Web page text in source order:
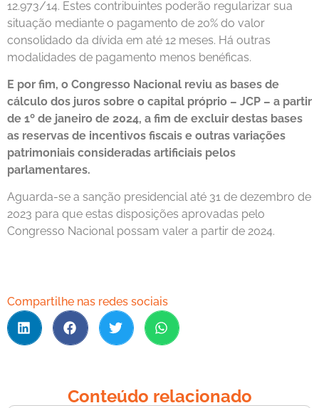
12.973/14. Estes contribuintes poderão regularizar sua
situação mediante o pagamento de 20% do valor
consolidado da dívida em até 12 meses. Há outras
modalidades de pagamento menos benéficas.
E por fim, o Congresso Nacional reviu as bases de
cálculo dos juros sobre o capital próprio – JCP – a partir
de 1º de janeiro de 2024, a fim de excluir destas bases
as reservas de incentivos fiscais e outras variações
patrimoniais consideradas artificiais pelos
parlamentares.
Aguarda-se a sanção presidencial até 31 de dezembro de
2023 para que estas disposições aprovadas pelo
Congresso Nacional possam valer a partir de 2024.
Compartilhe nas redes sociais
Conteúdo relacionado